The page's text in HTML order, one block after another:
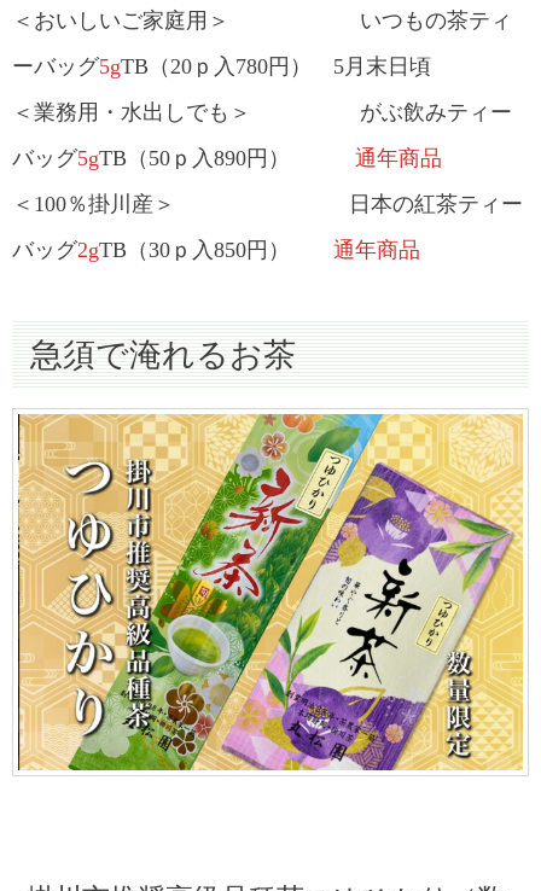
＜おいしいご家庭用＞ いつもの茶ティ
ーバッグ5gTB（20ｐ入780円） 5月末日頃
＜業務用・水出しでも＞ がぶ飲みティー
バッグ5gTB（50ｐ入890円） 通年商品
＜100％掛川産＞ 日本の紅茶ティー
バッグ2gTB（30ｐ入850円） 通年商品
急須で淹れるお茶